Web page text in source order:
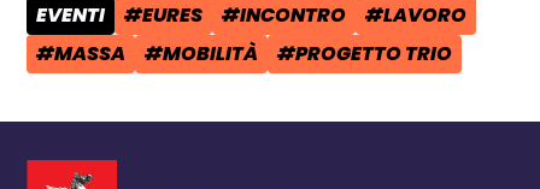
CATEGORIA POST:
EVENTI TAG:
#EURES TAG:
#INCONTRO TAG:
#LAVORO
TAG:
#MASSA TAG:
#MOBILITÀ TAG:
#PROGETTO TRIO